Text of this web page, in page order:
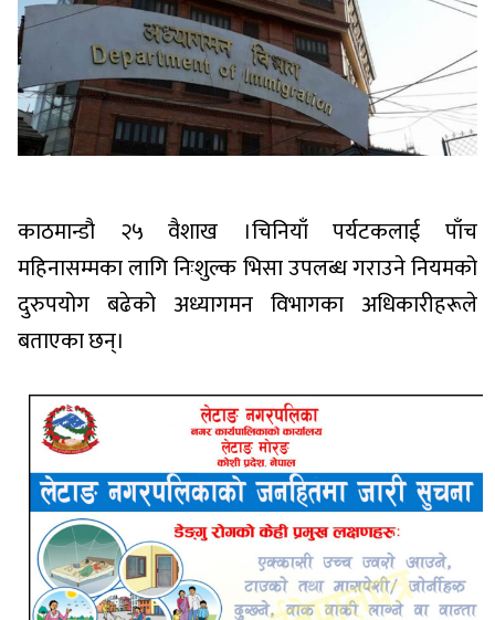
काठमान्डौ २५ वैशाख ।चिनियाँ पर्यटकलाई पाँच
महिनासम्मका लागि निःशुल्क भिसा उपलब्ध गराउने नियमको
दुरुपयोग बढेको अध्यागमन विभागका अधिकारीहरूले
बताएका छन्।